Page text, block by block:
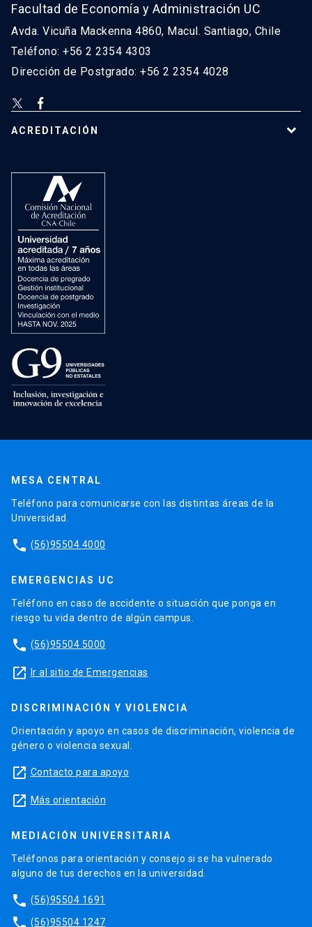
Facultad de Economía y Administración UC
Avda. Vicuña Mackenna 4860, Macul. Santiago, Chile
Teléfono: +56 2 2354 4303
Dirección de Postgrado: +56 2 2354 4028
ACREDITACIÓN
MESA CENTRAL
Teléfono para comunicarse con las distintas áreas de la
Universidad.
phone (56)95504 4000
EMERGENCIAS UC
Teléfono en caso de accidente o situación que ponga en
riesgo tu vida dentro de algún campus.
phone (56)95504 5000
launch Ir al sitio de Emergencias
DISCRIMINACIÓN Y VIOLENCIA
Orientación y apoyo en casos de discriminación, violencia de
género o violencia sexual.
launch Contacto para apoyo
launch Más orientación
MEDIACIÓN UNIVERSITARIA
Teléfonos para orientación y consejo si se ha vulnerado
alguno de tus derechos en la universidad.
phone (56)95504 1691
phone (56)95504 1247